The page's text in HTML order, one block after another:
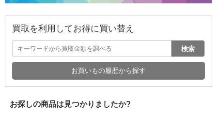
買取を利用してお得に買い替え
検索
お買いもの履歴から探す
お探しの商品は見つかりましたか?